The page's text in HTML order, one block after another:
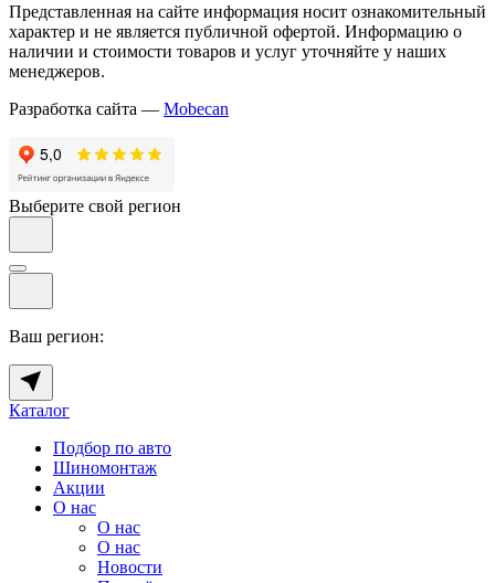
Представленная на сайте информация носит ознакомительный
характер и не является публичной офертой. Информацию о
наличии и стоимости товаров и услуг уточняйте у наших
менеджеров.
Разработка сайта — Mobecan
Выберите свой регион
Ваш регион:
Каталог
Подбор по авто
Шиномонтаж
Акции
О нас
О нас
О нас
Новости